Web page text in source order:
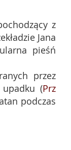
z
Jana
pieśń
przez
(Prz
podczas